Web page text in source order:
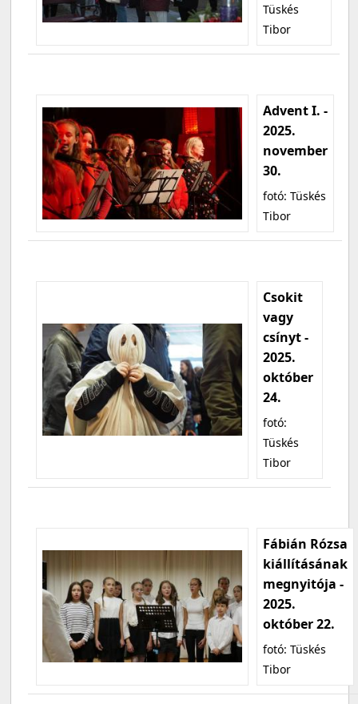
Tüskés
Tibor
Advent I. -
2025.
november
30.
fotó: Tüskés
Tibor
Csokit
vagy
csínyt -
2025.
október
24.
fotó:
Tüskés
Tibor
Fábián Rózsa
kiállításának
megnyitója -
2025.
október 22.
fotó: Tüskés
Tibor